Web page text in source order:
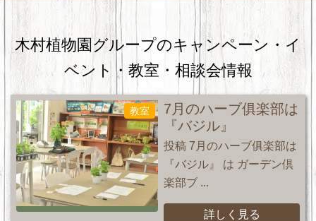
木村植物園グループのキャンペーン・ イ
ベント・教室・相談会情報
教室
7月のハーブ俱楽部は
『バジル』
投稿 7月のハーブ俱楽部は
『バジル』 は ガーデン倶
楽部ブ ...
詳しく見る